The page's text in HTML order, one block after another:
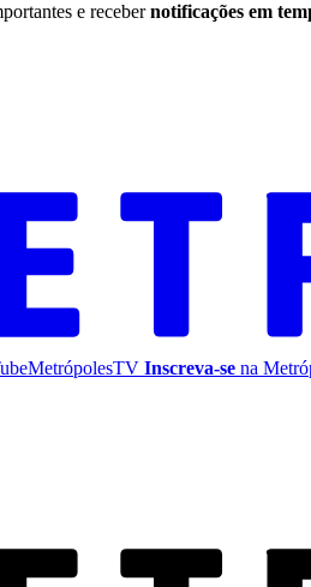
e receber notificações em
MetrópolesTV Inscreva-se na